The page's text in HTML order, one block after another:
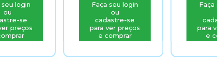
seu login
ou
se
preços
Faça seu login
ou
cadastre-se
para ver preços
e comprar
Faça
para
e